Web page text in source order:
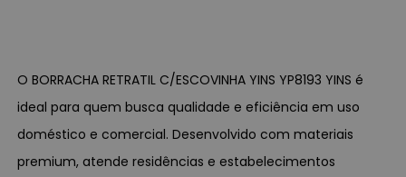
O BORRACHA RETRATIL C/ESCOVINHA YINS YP8193 YINS é
ideal para quem busca qualidade e eficiência em uso
doméstico e comercial. Desenvolvido com materiais
premium, atende residências e estabelecimentos